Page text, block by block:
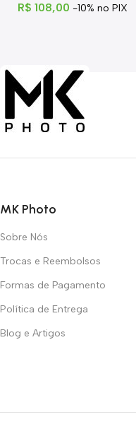
R$ 108,00 -10% no PIX
MK Photo
Sobre Nós
Trocas e Reembolsos
Formas de Pagamento
Política de Entrega
Blog e Artigos